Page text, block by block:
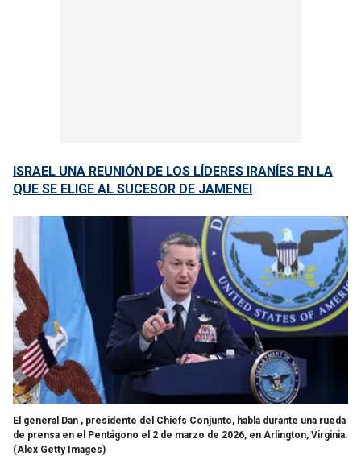
ISRAEL UNA REUNIÓN DE LOS LÍDERES IRANÍES EN LA
QUE SE ELIGE AL SUCESOR DE JAMENEI
El general Dan , presidente del Chiefs Conjunto, habla durante una rueda
de prensa en el Pentágono el 2 de marzo de 2026, en Arlington, Virginia.
(Alex Getty Images)